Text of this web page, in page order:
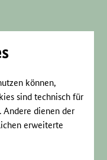
können,
sind technisch für
dienen der
erweiterte